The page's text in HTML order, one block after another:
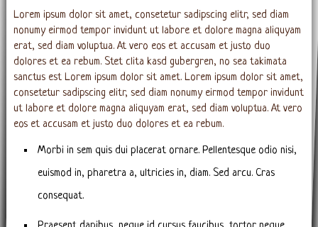
Lorem ipsum dolor sit amet, consetetur sadipscing elitr, sed diam
nonumy eirmod tempor invidunt ut labore et dolore magna aliquyam
erat, sed diam voluptua. At vero eos et accusam et justo duo
dolores et ea rebum. Stet clita kasd gubergren, no sea takimata
sanctus est Lorem ipsum dolor sit amet. Lorem ipsum dolor sit amet,
consetetur sadipscing elitr, sed diam nonumy eirmod tempor invidunt
ut labore et dolore magna aliquyam erat, sed diam voluptua. At vero
eos et accusam et justo duo dolores et ea rebum.
Morbi in sem quis dui placerat ornare. Pellentesque odio nisi,
euismod in, pharetra a, ultricies in, diam. Sed arcu. Cras
consequat.